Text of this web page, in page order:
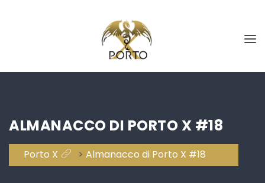
ALMANACCO DI PORTO X #18
Porto X > Almanacco di Porto X #18